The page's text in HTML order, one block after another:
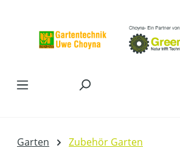
Garten Zubehör Garten